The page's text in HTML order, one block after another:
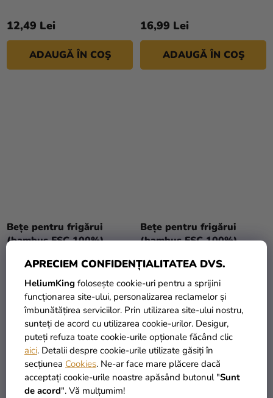
APRECIEM CONFIDENȚIALITATEA DVS.
HeliumKing folosește cookie-uri pentru a sprijini
funcționarea site-ului, personalizarea reclamelor și
îmbunătățirea serviciilor. Prin utilizarea site-ului nostru,
sunteți de acord cu utilizarea cookie-urilor. Desigur,
puteți refuza toate cookie-urile opționale făcând clic
aici. Detalii despre cookie-urile utilizate găsiți în
secțiunea Cookies. Ne-ar face mare plăcere dacă
acceptați cookie-urile noastre apăsând butonul "Sunt
de acord". Vă mulțumim!
12,49 Lei
ADAUGĂ ÎN COŞ
16,99 Lei
ADAUGĂ ÎN COŞ
Bețe pentru frigărui
(bambus FSC 100%)
15,29 Lei
ADAUGĂ ÎN COŞ
Bețe pentru frigărui
(bambus FSC 100%)
15,29 Lei
ADAUGĂ ÎN COŞ